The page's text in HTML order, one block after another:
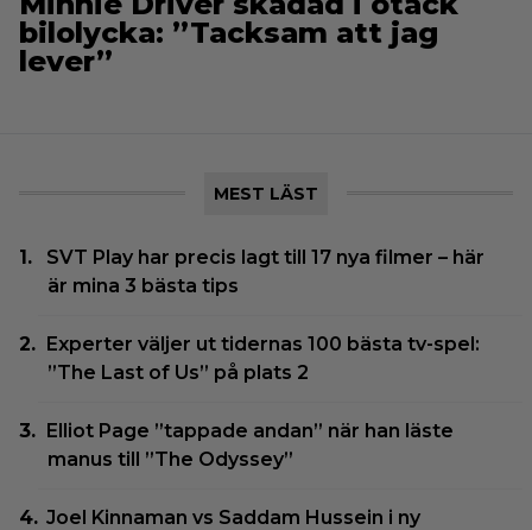
bilolycka: ”Tacksam att jag
lever”
MEST LÄST
SVT Play har precis lagt till 17 nya filmer – här
är mina 3 bästa tips
Experter väljer ut tidernas 100 bästa tv-spel:
”The Last of Us” på plats 2
Elliot Page ”tappade andan” när han läste
manus till ”The Odyssey”
Joel Kinnaman vs Saddam Hussein i ny